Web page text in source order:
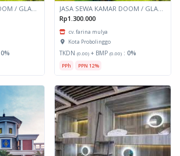
0%
Rp1.300.000
cv. farina mulya
Kota Probolinggo
TKDN (0.00) + BMP (0.00) : 0%
PPh PPN 12%